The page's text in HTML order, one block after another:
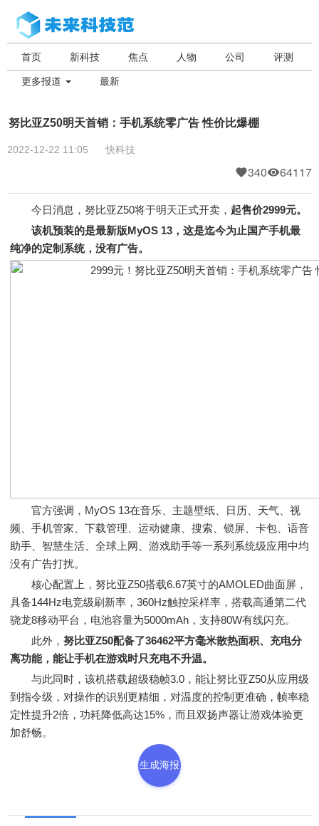
首页 新科技 焦点 人物 公司 评测
更多报道 最新
努比亚Z50明天首销：手机系统零广告 性价比爆棚
2022-12-22 11:05 快科技
340 64117
今日消息，努比亚Z50将于明天正式开卖， 起售价2999元。
该机预装的是最新版MyOS 13，这是迄今为止国产手机最
纯净的定制系统，没有广告。
官方强调，MyOS 13在音乐、主题壁纸、日历、天气、视
频、手机管家、下载管理、运动健康、搜索、锁屏、卡包、语音
助手、智慧生活、全球上网、游戏助手等一系列系统级应用中均
没有广告打扰。
核心配置上，努比亚Z50搭载6.67英寸的AMOLED曲面屏，
具备144Hz电竞级刷新率，360Hz触控采样率，搭载高通第二代
骁龙8移动平台，电池容量为5000mAh，支持80W有线闪充。
此外， 努比亚Z50配备了36462平方毫米散热面积、充电分
离功能，能让手机在游戏时只充电不升温。
与此同时，该机搭载超级稳帧3.0，能让努比亚Z50从应用级
到指令级，对操作的识别更精细，对温度的控制更准确，帧率稳
定性提升2倍，功耗降低高达15%，而且双扬声器让游戏体验更
加舒畅。
生成海报